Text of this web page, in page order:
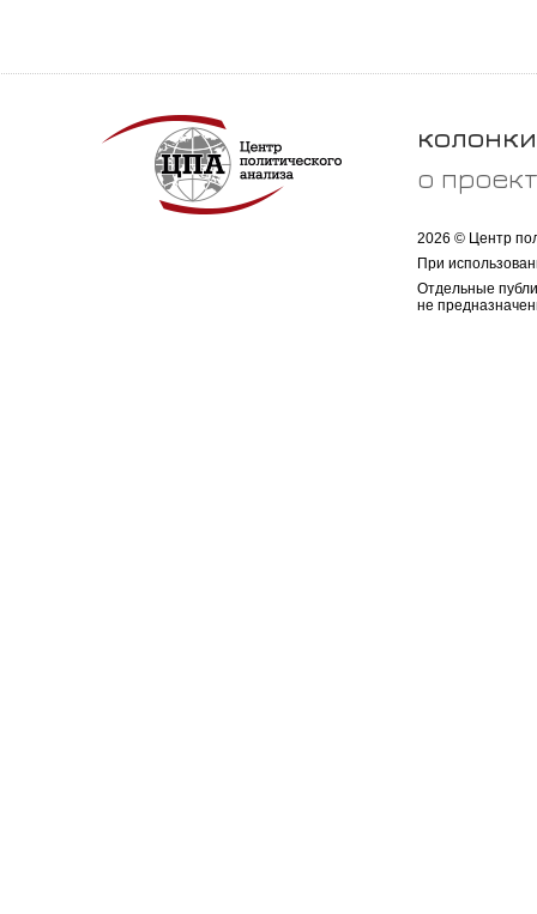
колонки
о
2026 © Центр
При
Отдельные
не